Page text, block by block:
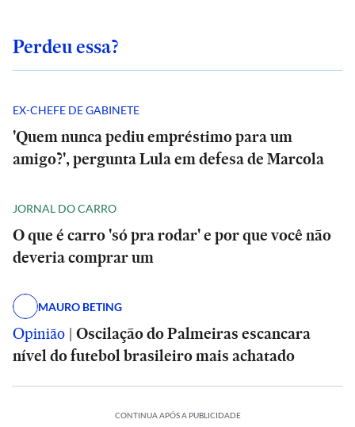
Perdeu essa?
EX-CHEFE DE GABINETE
'Quem nunca pediu empréstimo para um
amigo?', pergunta Lula em defesa de Marcola
JORNAL DO CARRO
O que é carro 'só pra rodar' e por que você não
deveria comprar um
MAURO BETING
Opinião | Oscilação do Palmeiras escancara
nível do futebol brasileiro mais achatado
CONTINUA APÓS A PUBLICIDADE